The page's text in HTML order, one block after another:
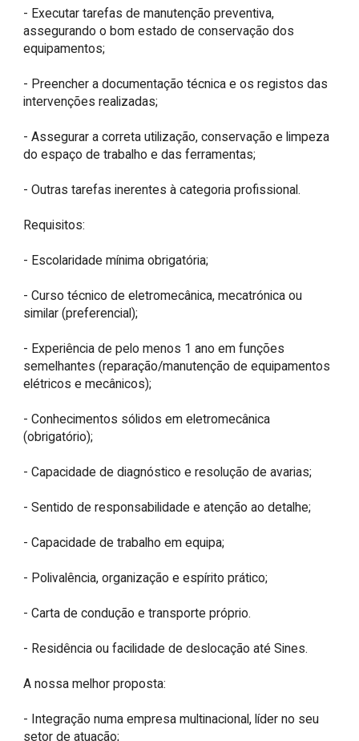
- Executar tarefas de manutenção preventiva,
assegurando o bom estado de conservação dos
equipamentos;
- Preencher a documentação técnica e os registos das
intervenções realizadas;
- Assegurar a correta utilização, conservação e limpeza
do espaço de trabalho e das ferramentas;
- Outras tarefas inerentes à categoria profissional.
Requisitos:
- Escolaridade mínima obrigatória;
- Curso técnico de eletromecânica, mecatrónica ou
similar (preferencial);
- Experiência de pelo menos 1 ano em funções
semelhantes (reparação/manutenção de equipamentos
elétricos e mecânicos);
- Conhecimentos sólidos em eletromecânica
(obrigatório);
- Capacidade de diagnóstico e resolução de avarias;
- Sentido de responsabilidade e atenção ao detalhe;
- Capacidade de trabalho em equipa;
- Polivalência, organização e espírito prático;
- Carta de condução e transporte próprio.
- Residência ou facilidade de deslocação até Sines.
A nossa melhor proposta:
- Integração numa empresa multinacional, líder no seu
setor de atuação;